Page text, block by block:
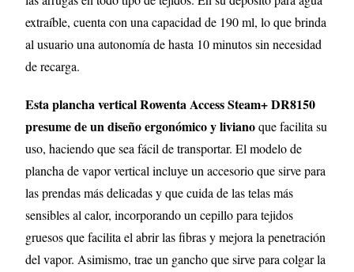
extraíble, cuenta con una capacidad de 190 ml, lo que brinda
al usuario una autonomía de hasta 10 minutos sin necesidad
de recarga.
Esta plancha vertical Rowenta Access Steam+ DR8150
presume de un diseño ergonómico y livianoque facilita su
uso, haciendo que sea fácil de transportar. El modelo de
plancha de vapor vertical incluye un accesorio que sirve para
las prendas más delicadas y que cuida de las telas más
sensibles al calor, incorporando un cepillo para tejidos
gruesos que facilita el abrir las fibras y mejora la penetración
del vapor. Asimismo, trae un gancho que sirve para colgar la